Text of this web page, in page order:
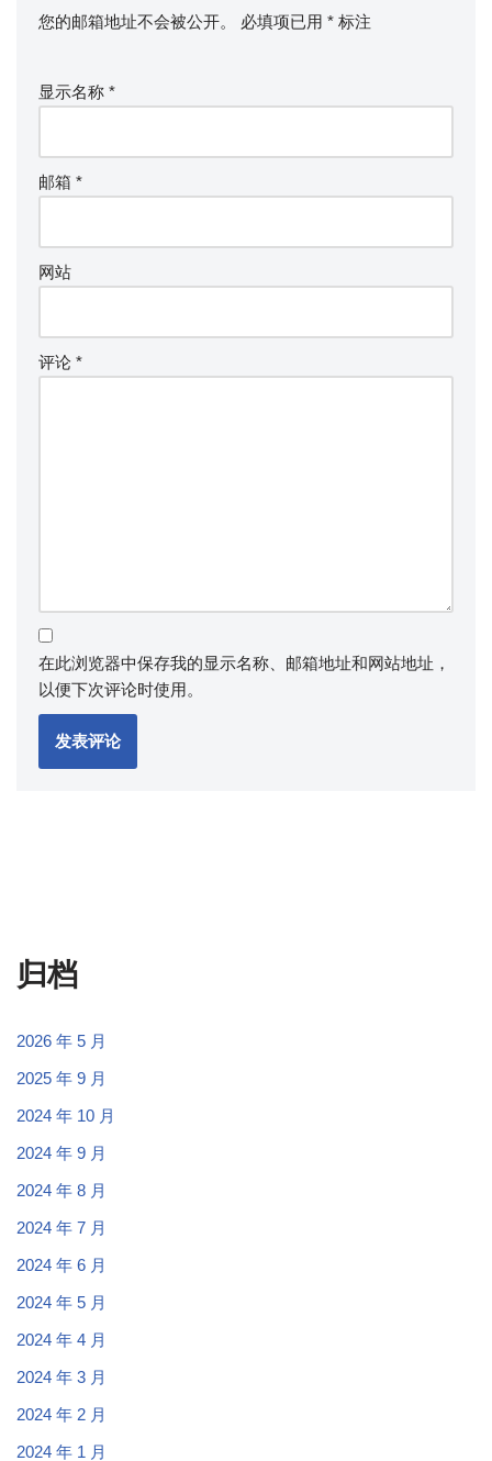
您的邮箱地址不会被公开。 必填项已用 * 标注
显示名称 *
邮箱 *
网站
评论 *
在此浏览器中保存我的显示名称、邮箱地址和网站地址，
以便下次评论时使用。
归档
2026 年 5 月
2025 年 9 月
2024 年 10 月
2024 年 9 月
2024 年 8 月
2024 年 7 月
2024 年 6 月
2024 年 5 月
2024 年 4 月
2024 年 3 月
2024 年 2 月
2024 年 1 月